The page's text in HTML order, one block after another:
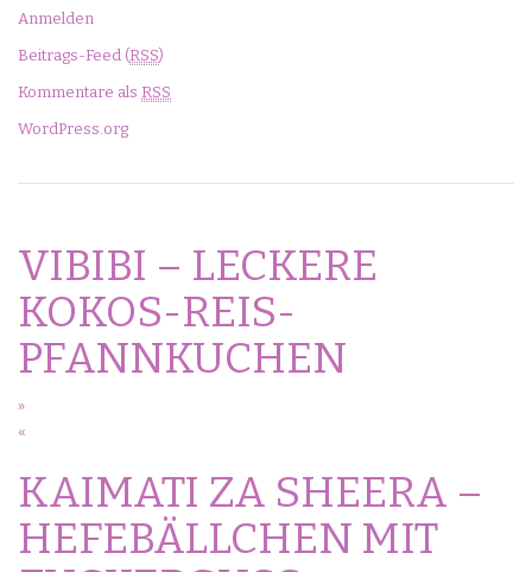
Anmelden
Beitrags-Feed (RSS)
Kommentare als RSS
WordPress.org
VIBIBI – LECKERE
KOKOS-REIS-
PFANNKUCHEN
»
«
KAIMATI ZA SHEERA –
HEFEBÄLLCHEN MIT